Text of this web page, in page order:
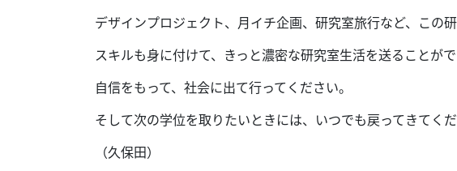
デザインプロジェクト、月イチ企画、研究室旅行など、この研
スキルも身に付けて、きっと濃密な研究室生活を送ることが
自信をもって、社会に出て行ってください。
そして次の学位を取りたいときには、いつでも戻ってきてくだ
（久保田）